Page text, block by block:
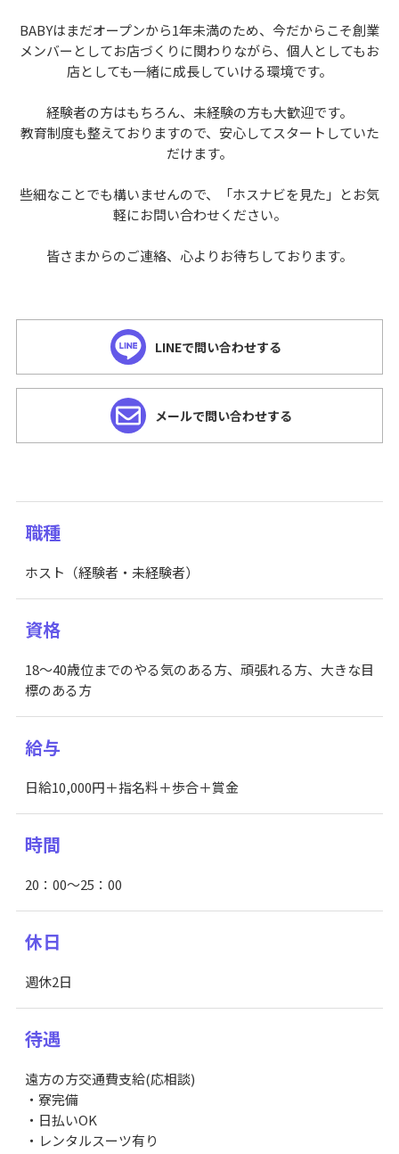
BABYはまだオープンから1年未満のため、今だからこそ創業
メンバーとしてお店づくりに関わりながら、個人としてもお
店としても一緒に成長していける環境です。
経験者の方はもちろん、未経験の方も大歓迎です。
教育制度も整えておりますので、安心してスタートしていた
だけます。
些細なことでも構いませんので、「ホスナビを見た」とお気
軽にお問い合わせください。
皆さまからのご連絡、心よりお待ちしております。
LINEで問い合わせする
メールで問い合わせする
職種
ホスト（経験者・未経験者）
資格
18～40歳位までのやる気のある方、頑張れる方、大きな目
標のある方
給与
日給10,000円＋指名料＋歩合＋賞金
時間
20：00～25：00
休日
週休2日
待遇
遠方の方交通費支給(応相談)
・寮完備
・日払いOK
・レンタルスーツ有り